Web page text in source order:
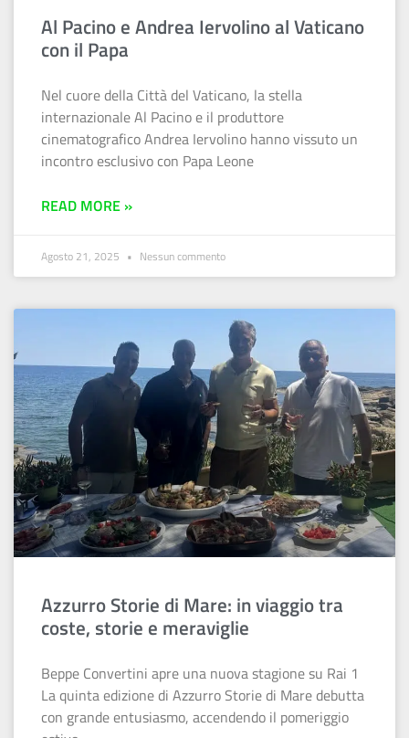
Al Pacino e Andrea Iervolino al Vaticano
con il Papa
Nel cuore della Città del Vaticano, la stella
internazionale Al Pacino e il produttore
cinematografico Andrea Iervolino hanno vissuto un
incontro esclusivo con Papa Leone
READ MORE »
Agosto 21, 2025 Nessun commento
Azzurro Storie di Mare: in viaggio tra
coste, storie e meraviglie
Beppe Convertini apre una nuova stagione su Rai 1
La quinta edizione di Azzurro Storie di Mare debutta
con grande entusiasmo, accendendo il pomeriggio